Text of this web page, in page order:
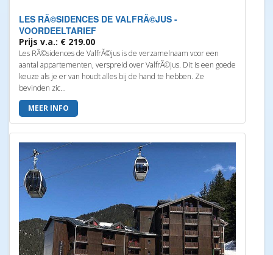
LES RÃ©SIDENCES DE VALFRÃ©JUS -
VOORDEELTARIEF
Prijs v.a.: € 219.00
Les RÃ©sidences de ValfrÃ©jus is de verzamelnaam voor een
aantal appartementen, verspreid over ValfrÃ©jus. Dit is een goede
keuze als je er van houdt alles bij de hand te hebben. Ze
bevinden zic...
MEER INFO